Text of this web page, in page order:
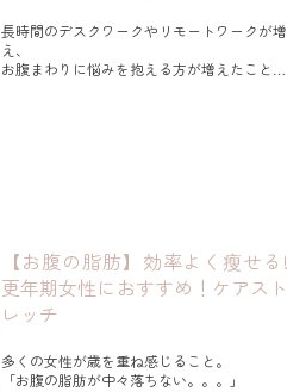
そこで今回は、
寝る前にベッドの上でもできる
腰痛ストレッチをご紹介します。
《もくじ》
長時間のデスクワークやリモートワークが増
え、
お腹まわりに悩みを抱える方が増えたことを
【お腹の脂肪】効率よく瘦せる!
更年期女性におすすめ！ケアスト
レッチ
多くの女性が歳を重ね感じること。
「お腹の脂肪が中々落ちない。。。」